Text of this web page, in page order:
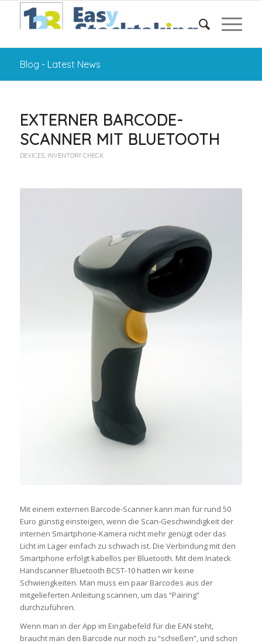
Blog - Latest News
EXTERNER BARCODE-
SCANNER MIT BLUETOOTH
DEVICES, INVENTORY CHECK
Mit einem externen Barcode-Scanner kann man für rund 50
Euro günstig einsteigen, wenn die Scan-Geschwindigkeit der
internen Smartphone-Kamera nicht mehr genügt oder das
Licht im Lager einfach zu schwach ist. Die Verbindung mit den
Smartphone erfolgt kabellos per Bluetooth. Mit dem Inateck
Handscanner Bluetooth BCST-10 hatten wir keine
Schwierigkeiten. Man muss ein paar Barcodes aus der
mitgelieferten Anleitung scannen, um das “Pairing”
durchzuführen.
Wenn man in der App im Eingabefeld für die EAN steht,
braucht man den Barcode nur noch zu “schießen”, und schon